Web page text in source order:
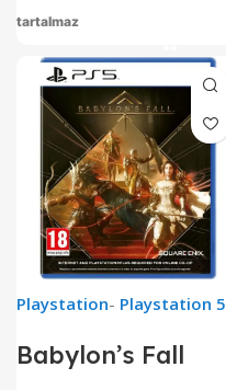
tartalmaz
Playstation- Playstation 5
Babylon’s Fall